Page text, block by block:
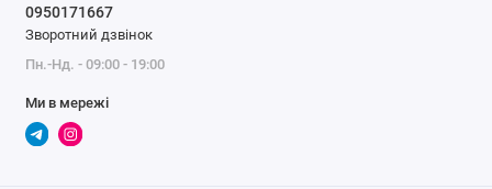
0950171667
Зворотний дзвінок
Пн.-Нд. - 09:00 - 19:00
Ми в мережі